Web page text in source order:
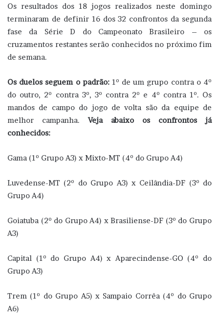
Os resultados dos 18 jogos realizados neste domingo
terminaram de definir 16 dos 32 confrontos da segunda
fase da Série D do Campeonato Brasileiro – os
cruzamentos restantes serão conhecidos no próximo fim
de semana.
Os duelos seguem o padrão:1º de um grupo contra o 4º
do outro, 2º contra 3º, 3º contra 2º e 4º contra 1º. Os
mandos de campo do jogo de volta são da equipe de
melhor campanha.Veja abaixo os confrontos já
conhecidos:
Gama (1º Grupo A3) x Mixto-MT (4º do Grupo A4)
Luvedense-MT (2º do Grupo A3) x Ceilândia-DF (3º do
Grupo A4)
Goiatuba (2º do Grupo A4) x Brasiliense-DF (3º do Grupo
A3)
Capital (1º do Grupo A4) x Aparecindense-GO (4º do
Grupo A3)
Trem (1º do Grupo A5) x Sampaio Corrêa (4º do Grupo
A6)